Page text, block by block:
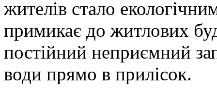
жителів стало
примикає до житлових
постійний неприємний
води прямо в прилісок.